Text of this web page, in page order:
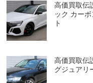
高価買取伝
ック カー
ト
高価買取伝
グジュアリ